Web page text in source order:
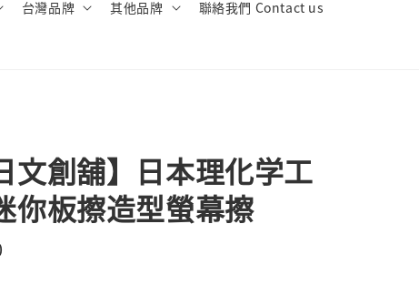
台灣品牌 其他品牌 聯絡我們 Contact us
文創舖】日本理化学工
你板擦造型螢幕擦